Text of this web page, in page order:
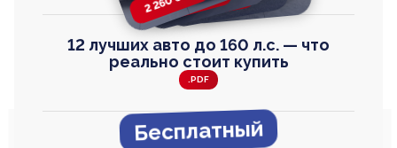
12 лучших авто до 160 л.с. — что
реально стоит купить
.PDF
Бесплатный